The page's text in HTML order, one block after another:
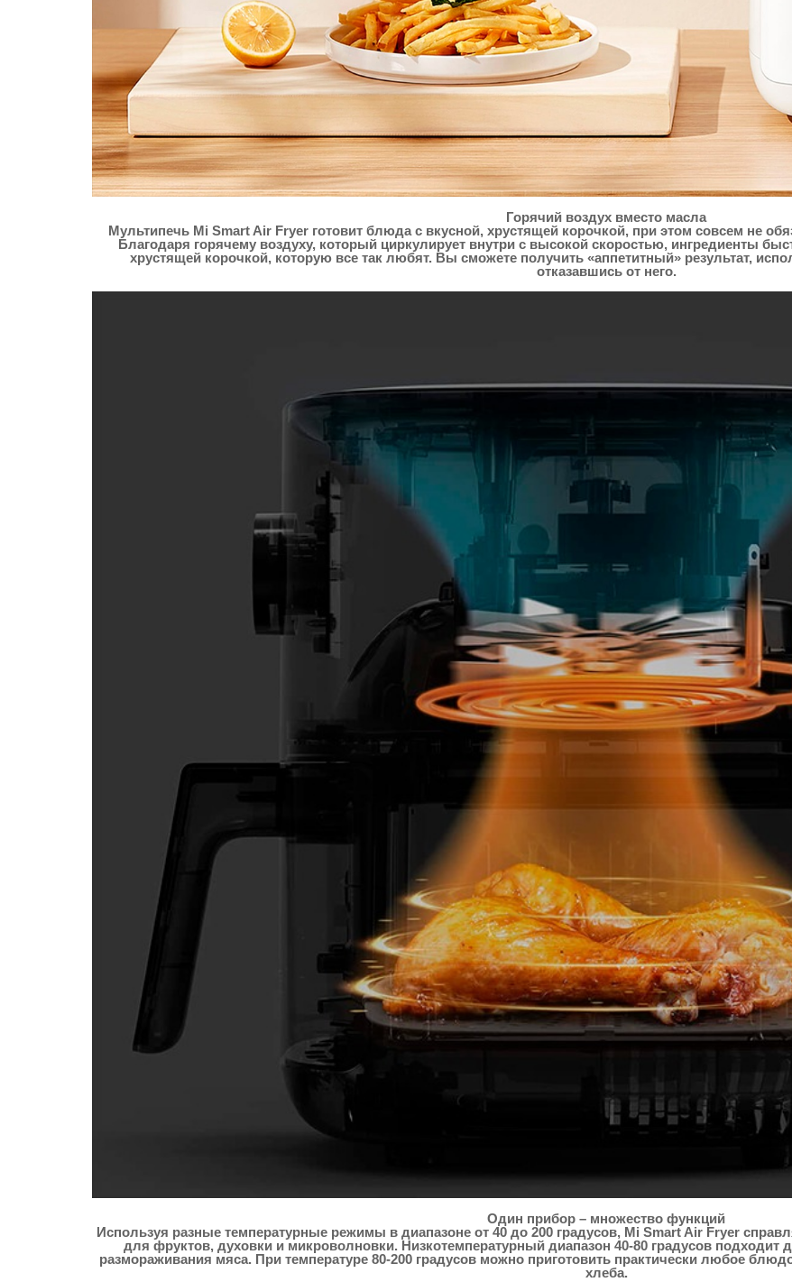
Горячий воздух вместо масла
Мультипечь Mi Smart Air Fryer готовит блюда с вкусной, хрустящей корочкой, при этом совсем не
Благодаря горячему воздуху, который циркулирует внутри с высокой скоростью, ингредиенты
хрустящей корочкой, которую все так любят. Вы сможете получить «аппетитный» результат,
отказавшись от него.
Один прибор – множество функций
Используя разные температурные режимы в диапазоне от 40 до 200 градусов, Mi Smart Air Fryer
для фруктов, духовки и микроволновки. Низкотемпературный диапазон 40-80 градусов подходит
размораживания мяса. При температуре 80-200 градусов можно приготовить практически любое
хлеба.